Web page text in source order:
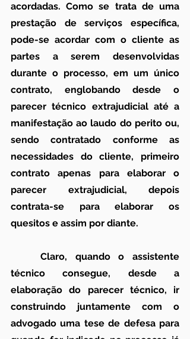
acordadas. Como se trata de uma
prestação de serviços específica,
pode-se acordar com o cliente as
partes a serem desenvolvidas
durante o processo, em um único
contrato, englobando desde o
parecer técnico extrajudicial até a
manifestação ao laudo do perito ou,
sendo contratado conforme as
necessidades do cliente, primeiro
contrato apenas para elaborar o
parecer extrajudicial, depois
contrata-se para elaborar os
quesitos e assim por diante.
técnico consegue, desde a
elaboração do parecer técnico, ir
construindo juntamente com o
advogado uma tese de defesa para